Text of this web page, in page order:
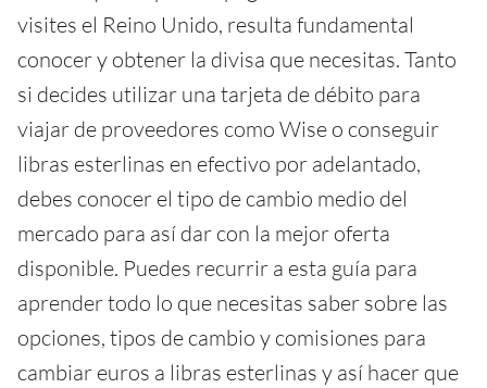
visites el Reino Unido, resulta fundamental
conocer y obtener la divisa que necesitas. Tanto
si decides utilizar una tarjeta de débito para
viajar de proveedores como Wise o conseguir
libras esterlinas en efectivo por adelantado,
debes conocer el tipo de cambio medio del
mercado para así dar con la mejor oferta
disponible. Puedes recurrir a esta guía para
aprender todo lo que necesitas saber sobre las
opciones, tipos de cambio y comisiones para
cambiar euros a libras esterlinas y así hacer que